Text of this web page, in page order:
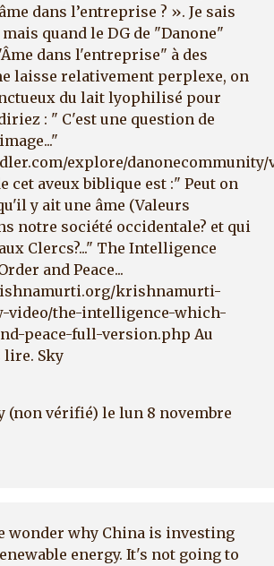
dans l’entreprise ? ». Je sais
quand le DG de "Danone"
dans l'entreprise" à des
laisse relativement perplexe, on
du lait lyophilisé pour
: " C'est une question de
explore/danonecommunity/
cet aveux biblique est :" Peut on
y ait une âme (Valeurs
notre société occidentale? et qui
Clercs?..." The Intelligence
and Peace...
krishnamurti-
video/the-intelligence-which-
peace-full-version.php Au
lire. Sky
(non vérifié) le lun 8 novembre
wonder why China is investing
energy. It's not going to